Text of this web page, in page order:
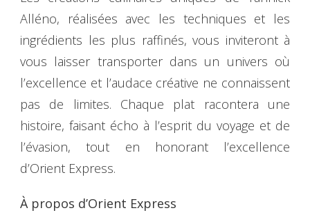
Alléno, réalisées avec les techniques et les
ingrédients les plus raffinés, vous inviteront à
vous laisser transporter dans un univers où
l’excellence et l’audace créative ne connaissent
pas de limites. Chaque plat racontera une
histoire, faisant écho à l’esprit du voyage et de
l’évasion, tout en honorant l’excellence
d’Orient Express.
À propos d’Orient Express